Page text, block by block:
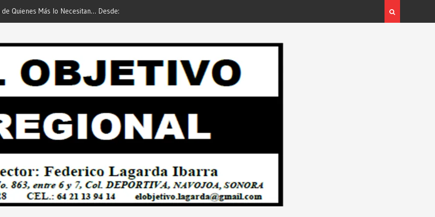
la Afortunada Ganadora del
ATTITUDE de “GANA CON TU
Pavimentar Navojoa… Desde: Redacción “El Objetivo
Campaña: “INSPECTOR
Redacción “El Objetivo Regional”.